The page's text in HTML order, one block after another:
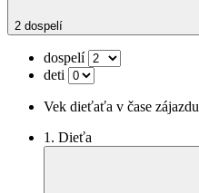
2 dospelí
dospelí
deti
Vek dieťaťa v čase zájazdu
1. Dieťa